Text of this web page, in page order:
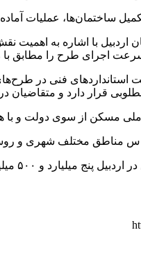
ساختمان‌ها، عملیات
اردبیل با اشاره به اهمیت
سرعت اجرای طرح را مطابق
استانداردهای فنی در
قرار دارد و متقاضیان
مسکن از سوی دولت و با
مناطق مختلف شهری و
استان پنج میلیارد ریال در نظر گرفته شده است.